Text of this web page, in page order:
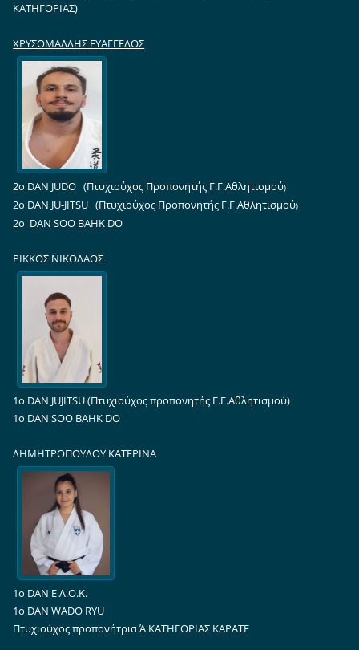
ΚΑΤΗΓΟΡΙΑΣ)
ΧΡΥΣΟΜΑΛΛΗΣ ΕΥΑΓΓΕΛΟΣ
2o DAN JUDO (Πτυχιούχος Προπονητής Γ.Γ.Αθλητισμού)
2o DAN JU-JITSU (Πτυχιούχος Προπονητής Γ.Γ.Αθλητισμού)
2o DAN SOO BAHK DO
ΡΙΚΚΟΣ ΝΙΚΟΛΑΟΣ
1ο DAN JUJITSU (Πτυχιούχος προπονητής Γ.Γ.Αθλητισμού)
1ο DAN SOO BAHK DO
ΔΗΜΗΤΡΟΠΟΥΛΟΥ ΚΑΤΕΡΙΝΑ
1ο DAN Ε.Λ.Ο.Κ.
1ο DAN WADO RYU
Πτυχιούχος προπονήτρια Ά ΚΑΤΗΓΟΡΙΑΣ ΚΑΡΑΤΕ